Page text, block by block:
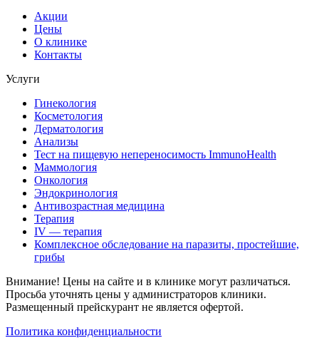
Акции
Цены
О клинике
Контакты
Услуги
Гинекология
Косметология
Дерматология
Анализы
Тест на пищевую непереносимость ImmunoHealth
Маммология
Онкология
Эндокринология
Антивозрастная медицина
Терапия
IV — терапия
Комплексное обследование на паразиты, простейшие,
грибы
Внимание! Цены на сайте и в клинике могут различаться.
Просьба уточнять цены у администраторов клиники.
Размещенный прейскурант не является офертой.
Политика конфиденциальности